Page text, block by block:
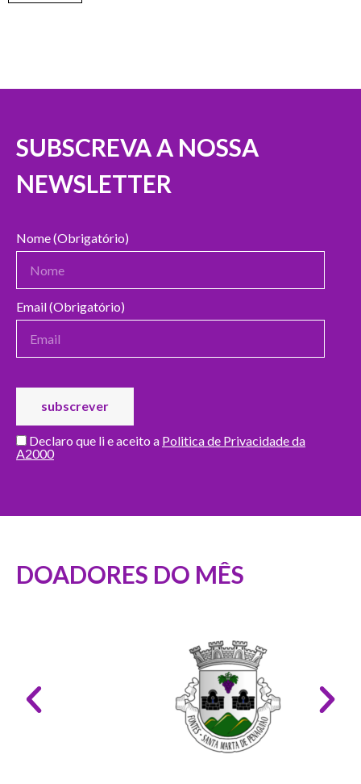
SUBSCREVA A NOSSA
NEWSLETTER
Nome (Obrigatório)
Email (Obrigatório)
Declaro que li e aceito a Politica de Privacidade da
A2000
DOADORES DO MÊS